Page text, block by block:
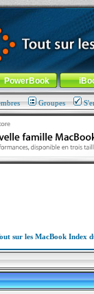
-Aller au menu de
PowerBook
Groupes
sur les MacBook Index